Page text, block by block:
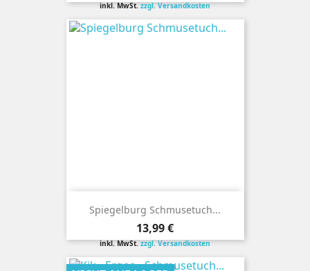
inkl. MwSt.zzgl. Versandkosten
Spiegelburg Schmusetuch...
Preis
13,99 €
inkl. MwSt.zzgl. Versandkosten